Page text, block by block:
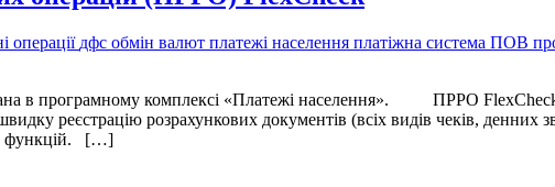
операції дфс обмін валют платежі населення платіжна система ПОВ
в програмному комплексі «Платежі населення». ПРРО FlexCheck –
реєстрацію розрахункових документів (всіх видів чеків, денних
функцій. […]